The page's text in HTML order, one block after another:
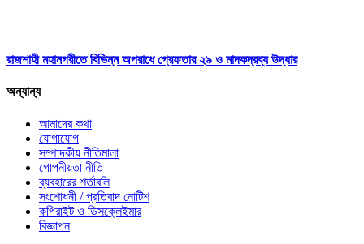
রাজশাহী মহানগরীতে বিভিন্ন অপরাধে গ্রেফতার ২৯ ও মাদকদ্রব্য উদ্ধার
অন্যান্য
আমাদের কথা
যোগাযোগ
সম্পাদকীয় নীতিমালা
গোপনীয়তা নীতি
ব্যবহারের শর্তাবলি
সংশোধনী / প্রতিবাদ নোটিশ
কপিরাইট ও ডিসক্লেইমার
বিজ্ঞাপন